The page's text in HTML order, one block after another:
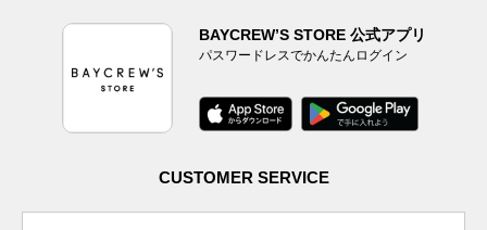
BAYCREW’S STORE 公式アプリ
パスワードレスでかんたんログイン
CUSTOMER SERVICE